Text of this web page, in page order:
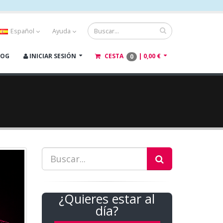
Español Ayuda
INICIAR SESIÓN CESTA 0 | 0,00 €
¿Quieres estar al
día?